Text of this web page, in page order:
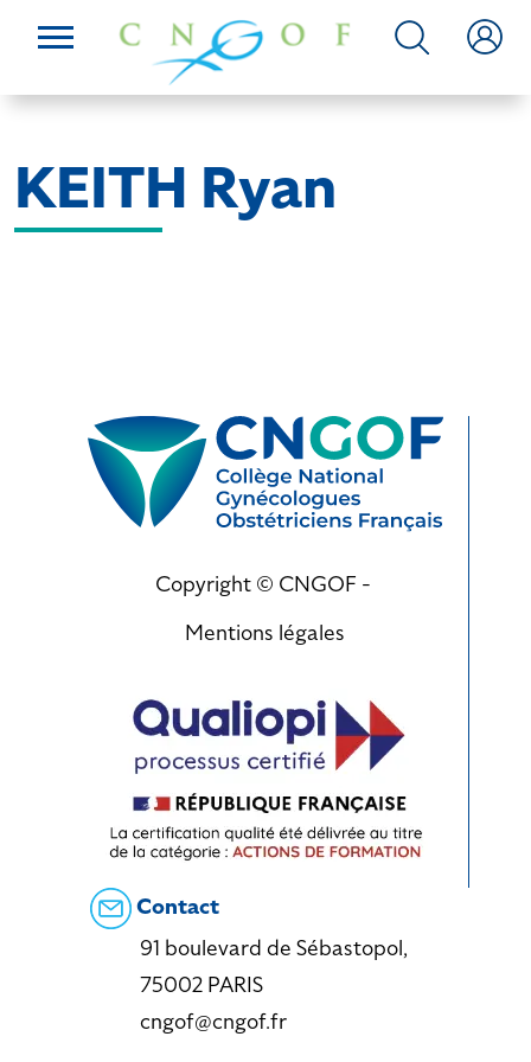
KEITH Ryan
Copyright © CNGOF -
Mentions légales
Contact
91 boulevard de Sébastopol,
75002 PARIS
cngof@cngof.fr